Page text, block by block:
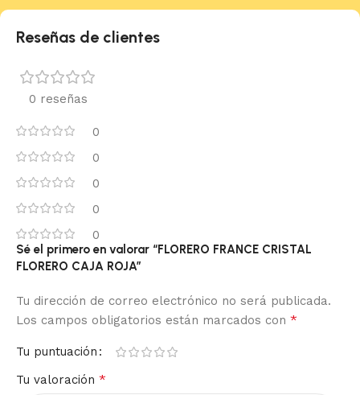
Reseñas de clientes
0 reseñas
0
0
0
0
0
Sé el primero en valorar “FLORERO FRANCE CRISTAL
FLORERO CAJA ROJA”
Tu dirección de correo electrónico no será publicada.
Los campos obligatorios están marcados con *
Tu puntuación
Tu valoración *